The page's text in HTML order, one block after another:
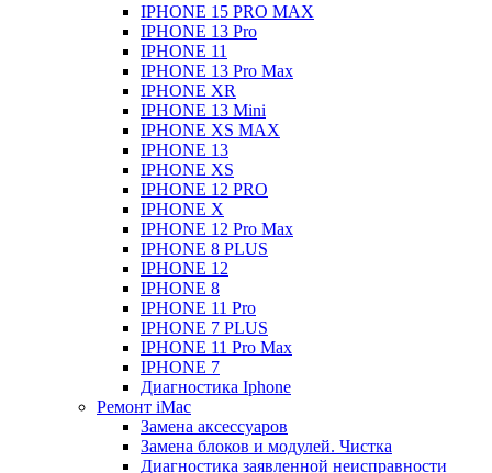
IPHONE 15 PRO MAX
IPHONE 13 Pro
IPHONE 11
IPHONE 13 Pro Max
IPHONE XR
IPHONE 13 Mini
IPHONE XS MAX
IPHONE 13
IPHONE XS
IPHONE 12 PRO
IPHONE X
IPHONE 12 Pro Max
IPHONE 8 PLUS
IPHONE 12
IPHONE 8
IPHONE 11 Pro
IPHONE 7 PLUS
IPHONE 11 Pro Max
IPHONE 7
Диагностика Iphone
Ремонт iMac
Замена аксессуаров
Замена блоков и модулей. Чистка
Диагностика заявленной неисправности